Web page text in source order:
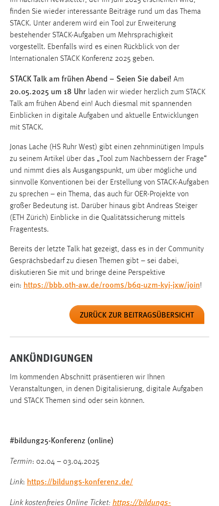
finden Sie wieder interessante Beiträge rund um das Thema
STACK. Unter anderem wird ein Tool zur Erweiterung
bestehender STACK-Aufgaben um Mehrsprachigkeit
vorgestellt. Ebenfalls wird es einen Rückblick von der
Internationalen STACK Konferenz 2025 geben.
STACK Talk am frühen Abend – Seien Sie dabei! Am
20.05.2025 um 18 Uhr laden wir wieder herzlich zum STACK
Talk am frühen Abend ein! Auch diesmal mit spannenden
Einblicken in digitale Aufgaben und aktuelle Entwicklungen
mit STACK.
Jonas Lache (HS Ruhr West) gibt einen zehnminütigen Impuls
zu seinem Artikel über das „Tool zum Nachbessern der Frage“
und nimmt dies als Ausgangspunkt, um über mögliche und
sinnvolle Konventionen bei der Erstellung von STACK-Aufgaben
zu sprechen – ein Thema, das auch für OER-Projekte von
großer Bedeutung ist. Darüber hinaus gibt Andreas Steiger
(ETH Zürich) Einblicke in die Qualitätssicherung mittels
Fragentests.
Bereits der letzte Talk hat gezeigt, dass es in der Community
Gesprächsbedarf zu diesen Themen gibt – sei dabei,
diskutieren Sie mit und bringe deine Perspektive
ein: https://bbb.oth-aw.de/rooms/b6q-uzm-kyj-jxw/join!
ZURÜCK ZUR BEITRAGSÜBERSICHT
ANKÜNDIGUNGEN
Im kommenden Abschnitt präsentieren wir Ihnen
Veranstaltungen, in denen Digitalisierung, digitale Aufgaben
und STACK Themen sind oder sein können.
#bildung25-Konferenz (online)
Termin: 02.04 – 03.04.2025
Link: https://bildungs-konferenz.de/
Link kostenfreies Online Ticket:https://bildungs-